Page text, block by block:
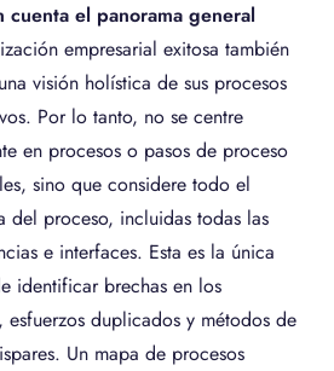
cuenta el panorama general
empresarial exitosa también
visión holística de sus procesos
Por lo tanto, no se centre
en procesos o pasos de proceso
sino que considere todo el
del proceso, incluidas todas las
e interfaces. Esta es la única
identificar brechas en los
esfuerzos duplicados y métodos de
Un mapa de procesos